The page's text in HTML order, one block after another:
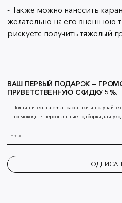
- Также можно наносить
желательно на его внешнюю
рискуете получить тяжелый
ВАШ ПЕРВЫЙ ПОДАРОК —
ПРИВЕТСТВЕННУЮ СКИДКУ 5%.
Подпишитесь на email-рассылки и получайте
промокоды и персональные подборки для